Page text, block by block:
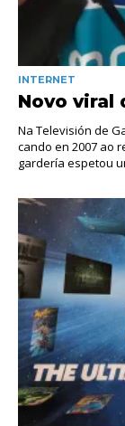
INTERNET
Novo viral
Na Televisión de
cando en 2007 ao
gardería espetou